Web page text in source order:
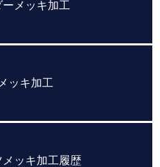
メッキ加工
ッキ加工
ッキ加工履歴